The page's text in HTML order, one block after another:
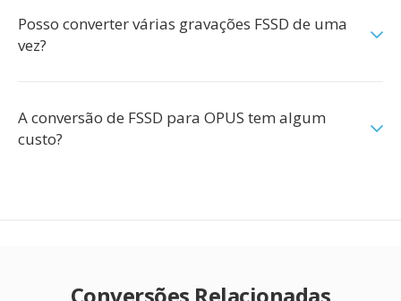
Posso converter várias gravações FSSD de uma
vez?
A conversão de FSSD para OPUS tem algum
custo?